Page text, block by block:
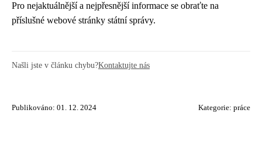
Pro nejaktuálnější a nejpřesnější informace se obraťte na
příslušné webové stránky státní správy.
Našli jste v článku chybu?Kontaktujte nás
Publikováno: 01. 12. 2024 Kategorie: práce